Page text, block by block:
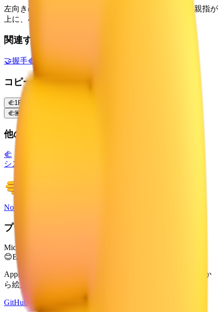
左向きの開いた右手で、手のひらを見せるようにし、親指が
上に、小指が下にあります。
関連する絵文字
🤝握手🫲🏼
コピー用バリエーション
🫲1FAF2
🫲🏽
他のプラットフォーム
🫲
システム絵文字
Noto Emoji
プラットフォーム
Microsoft 3D Fluent Emoji
😊Emoji Directory
Apple、Google、Microsoftなどの複数のデザインシステムか
ら絵文字を探索してダウンロード — すべてここに。
GitHub